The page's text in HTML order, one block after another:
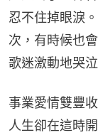
忍不住掉眼淚
次，有時候也
歌迷激動地哭
事業愛情雙豐
人生卻在這時